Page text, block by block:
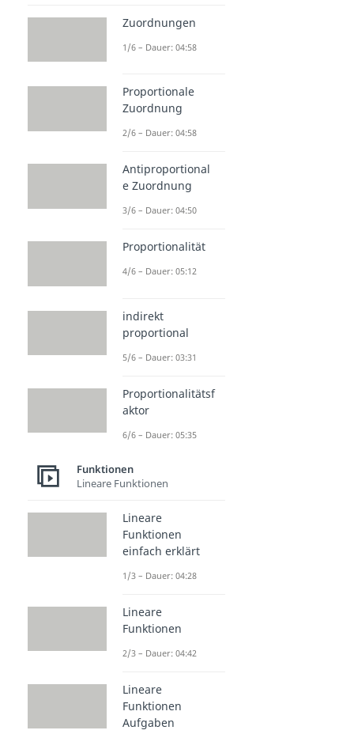
Zuordnungen
1/6 – Dauer: 04:58
Proportionale
Zuordnung
2/6 – Dauer: 04:58
Antiproportional
e Zuordnung
3/6 – Dauer: 04:50
Proportionalität
4/6 – Dauer: 05:12
indirekt
proportional
5/6 – Dauer: 03:31
Proportionalitätsf
aktor
6/6 – Dauer: 05:35
Funktionen
Lineare Funktionen
Lineare
Funktionen
einfach erklärt
1/3 – Dauer: 04:28
Lineare
Funktionen
2/3 – Dauer: 04:42
Lineare
Funktionen
Aufgaben